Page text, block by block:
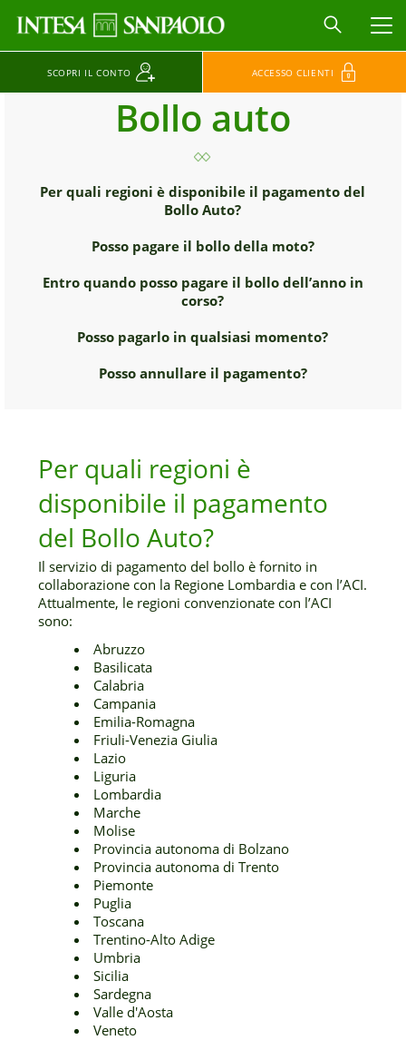
SCOPRI IL CONTO ACCESSO CLIENTI
Bollo auto
Per quali regioni è disponibile il pagamento del
Bollo Auto?
Posso pagare il bollo della moto?
Entro quando posso pagare il bollo dell’anno in
corso?
Posso pagarlo in qualsiasi momento?
Posso annullare il pagamento?
Per quali regioni è
disponibile il pagamento
del Bollo Auto?
Il servizio di pagamento del bollo è fornito in
collaborazione con la Regione Lombardia e con l’ACI.
Attualmente, le regioni convenzionate con l’ACI
sono:
Abruzzo
Basilicata
Calabria
Campania
Emilia-Romagna
Friuli-Venezia Giulia
Lazio
Liguria
Lombardia
Marche
Molise
Provincia autonoma di Bolzano
Provincia autonoma di Trento
Piemonte
Puglia
Toscana
Trentino-Alto Adige
Umbria
Sicilia
Sardegna
Valle d'Aosta
Veneto